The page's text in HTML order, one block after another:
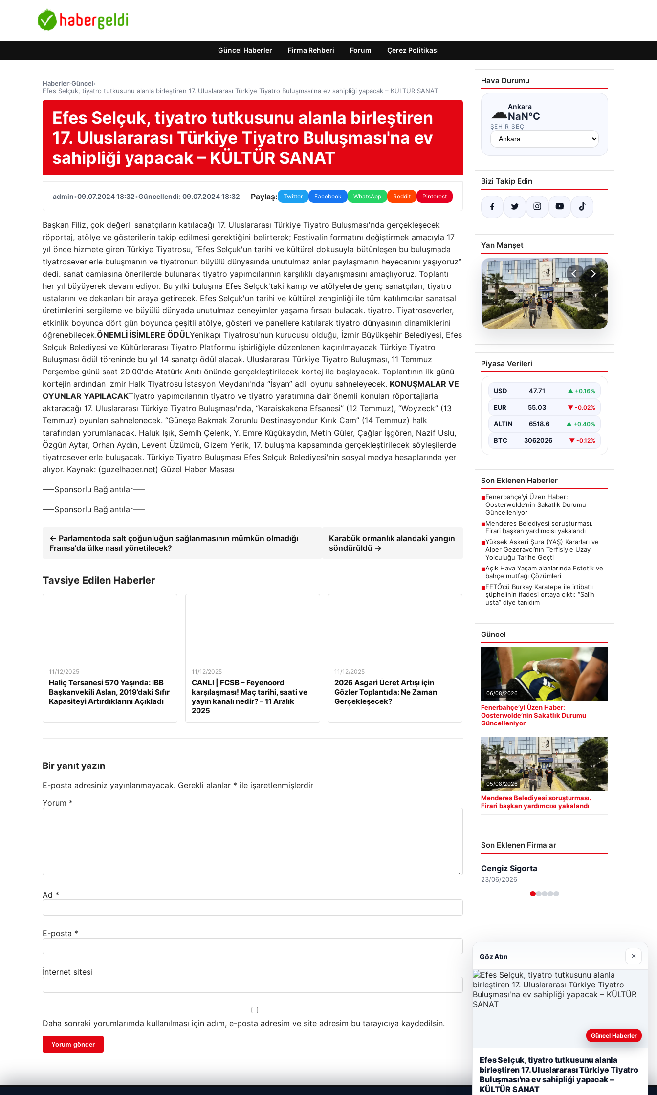
Güncel Haberler Firma Rehberi Forum Çerez Politikası
Haberler›Güncel›
Efes Selçuk, tiyatro tutkusunu alanla birleştiren 17. Uluslararası Türkiye Tiyatro Buluşması'na ev sahipliği yapacak – KÜLTÜR SANAT
Efes Selçuk, tiyatro tutkusunu alanla birleştiren
17. Uluslararası Türkiye Tiyatro Buluşması'na ev
sahipliği yapacak – KÜLTÜR SANAT
admin•09.07.2024 18:32•Güncellendi: 09.07.2024 18:32 Paylaş: Twitter Facebook WhatsApp Reddit Pinterest
Başkan Filiz, çok değerli sanatçıların katılacağı 17. Uluslararası Türkiye Tiyatro Buluşması'nda gerçekleşecek
röportaj, atölye ve gösterilerin takip edilmesi gerektiğini belirterek; Festivalin formatını değiştirmek amacıyla 17
yıl önce hizmete giren Türkiye Tiyatrosu, “Efes Selçuk'un tarihi ve kültürel dokusuyla bütünleşen bu buluşmada
tiyatroseverlerle buluşmanın ve tiyatronun büyülü dünyasında unutulmaz anlar paylaşmanın heyecanını yaşıyoruz”
dedi. sanat camiasına önerilerde bulunarak tiyatro yapımcılarının karşılıklı dayanışmasını amaçlıyoruz. Toplantı
her yıl büyüyerek devam ediyor. Bu yılki buluşma Efes Selçuk'taki kamp ve atölyelerde genç sanatçıları, tiyatro
ustalarını ve dekanları bir araya getirecek. Efes Selçuk'un tarihi ve kültürel zenginliği ile tüm katılımcılar sanatsal
üretimlerini sergileme ve büyülü dünyada unutulmaz deneyimler yaşama fırsatı bulacak. tiyatro. Tiyatroseverler,
etkinlik boyunca dört gün boyunca çeşitli atölye, gösteri ve panellere katılarak tiyatro dünyasının dinamiklerini
öğrenebilecek.ÖNEMLİ İSİMLERE ÖDÜLYenikapı Tiyatrosu'nun kurucusu olduğu, İzmir Büyükşehir Belediyesi, Efes
Selçuk Belediyesi ve Kültürlerarası Tiyatro Platformu işbirliğiyle düzenlenen kaçırılmayacak Türkiye Tiyatro
Buluşması ödül töreninde bu yıl 14 sanatçı ödül alacak. Uluslararası Türkiye Tiyatro Buluşması, 11 Temmuz
Perşembe günü saat 20.00'de Atatürk Anıtı önünde gerçekleştirilecek kortej ile başlayacak. Toplantının ilk günü
kortejin ardından İzmir Halk Tiyatrosu İstasyon Meydanı'nda “İsyan” adlı oyunu sahneleyecek. KONUŞMALAR VE
OYUNLAR YAPILACAKTiyatro yapımcılarının tiyatro ve tiyatro yaratımına dair önemli konuları röportajlarla
aktaracağı 17. Uluslararası Türkiye Tiyatro Buluşması'nda, “Karaiskakena Efsanesi” (12 Temmuz), “Woyzeck” (13
Temmuz) oyunları sahnelenecek. “Güneşe Bakmak Zorunlu Destinasyondur Kırık Cam” (14 Temmuz) halk
tarafından yorumlanacak. Haluk Işık, Semih Çelenk, Y. Emre Küçükaydın, Metin Güler, Çağlar İşgören, Nazif Uslu,
Özgün Aytar, Orhan Aydın, Levent Üzümcü, Gizem Yerik, 17. buluşma kapsamında gerçekleştirilecek söyleşilerde
tiyatroseverlerle buluşacak. Türkiye Tiyatro Buluşması Efes Selçuk Belediyesi'nin sosyal medya hesaplarında yer
alıyor. Kaynak: (guzelhaber.net) Güzel Haber Masası
—–Sponsorlu Bağlantılar—–
—–Sponsorlu Bağlantılar—–
← Parlamentoda salt çoğunluğun sağlanmasının mümkün olmadığı
Fransa'da ülke nasıl yönetilecek?
Karabük ormanlık alandaki yangın
söndürüldü →
Tavsiye Edilen Haberler
11/12/2025
Haliç Tersanesi 570 Yaşında: İBB
Başkanvekili Aslan, 2019’daki Sıfır
Kapasiteyi Artırdıklarını Açıkladı
11/12/2025
CANLI | FCSB – Feyenoord
karşılaşması! Maç tarihi, saati ve
yayın kanalı nedir? – 11 Aralık
2025
11/12/2025
2026 Asgari Ücret Artışı için
Gözler Toplantıda: Ne Zaman
Gerçekleşecek?
Bir yanıt yazın
E-posta adresiniz yayınlanmayacak. Gerekli alanlar * ile işaretlenmişlerdir
Yorum *
Ad *
E-posta *
İnternet sitesi
Daha sonraki yorumlarımda kullanılması için adım, e-posta adresim ve site adresim bu tarayıcıya kaydedilsin.
Hava Durumu
☁Ankara
NaN°C
ŞEHIR SEÇ
Bizi Takip Edin
Yan Manşet
05.08.2026
Menderes Belediyesi
soruşturması. Firari
yakalandı
{ “title”: “Menderes Belediyesi’ne
Yönelik Soruşturma Sonuçlandı:
Firari Başkan Yardımcısı
Yakalandı”, “content”: “ İzmir’in…
Piyasa Verileri
USD 47.71 ▲ +0.16%
EUR 55.03 ▼ -0.02%
ALTIN 6518.6 ▲ +0.40%
BTC 3062026 ▼ -0.12%
Son Eklenen Haberler
■Fenerbahçe’yi Üzen Haber:
Oosterwolde’nin Sakatlık Durumu
Güncelleniyor
■Menderes Belediyesi soruşturması.
Firari başkan yardımcısı yakalandı
■Yüksek Askeri Şura (YAŞ) Kararları ve
Alper Gezeravcı’nın Terfisiyle Uzay
Yolculuğu Tarihe Geçti
■Açık Hava Yaşam alanlarında Estetik ve
bahçe mutfağı Çözümleri
■FETÖ’cü Burkay Karatepe ile irtibatlı
şüphelinin ifadesi ortaya çıktı: “Salih
usta” diye tanıdım
Güncel
06/08/2026
Fenerbahçe’yi Üzen Haber:
Oosterwolde’nin Sakatlık Durumu
Güncelleniyor
05/08/2026
Menderes Belediyesi soruşturması.
Firari başkan yardımcısı yakalandı
Son Eklenen Firmalar
Cengiz Sigorta
23/06/2026
Göz Atın ×
Güncel Haberler
Efes Selçuk, tiyatro tutkusunu alanla
birleştiren 17. Uluslararası Türkiye Tiyatro
Buluşması'na ev sahipliği yapacak –
KÜLTÜR SANAT